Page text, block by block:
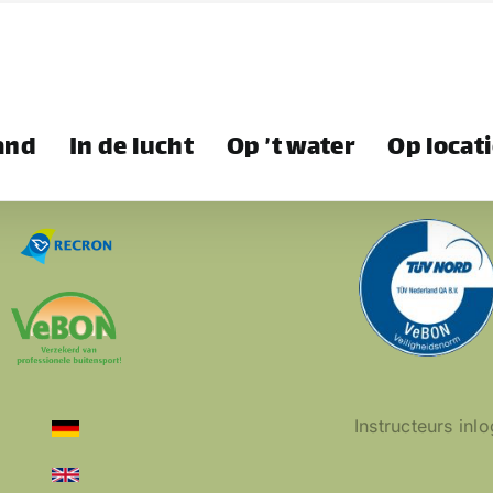
In de lucht Op ’t water Op
Instructeurs